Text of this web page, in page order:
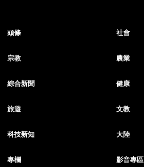
頭條 社會
宗教 農業
綜合新聞 健康
旅遊 文教
科技新知 大陸
專欄 影音專區